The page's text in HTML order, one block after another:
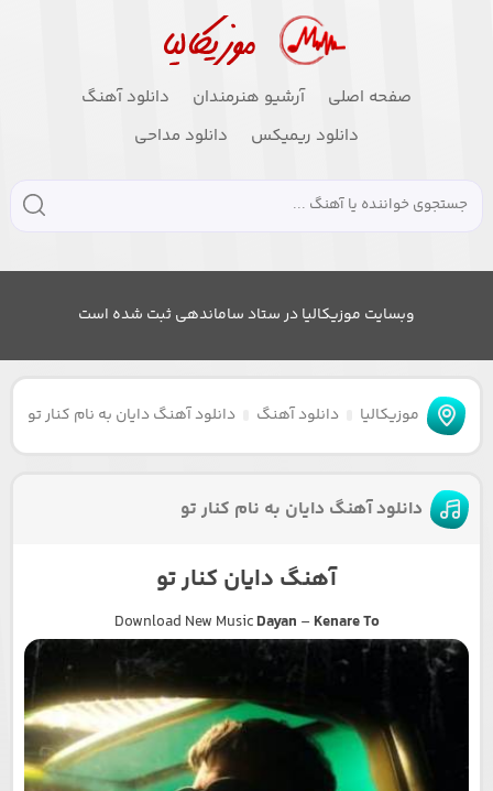
صفحه اصلی آرشیو هنرمندان
دانلود آهنگ
دانلود ریمیکس
دانلود مداحی
وبسایت موزیکالیا در ستاد ساماندهی ثبت شده است
موزیکالیا دانلود آهنگ دانلود آهنگ دایان به نام کنار تو
دانلود آهنگ دایان به نام کنار تو
آهنگ دایان کنار تو
Download New MusicDayan – Kenare To